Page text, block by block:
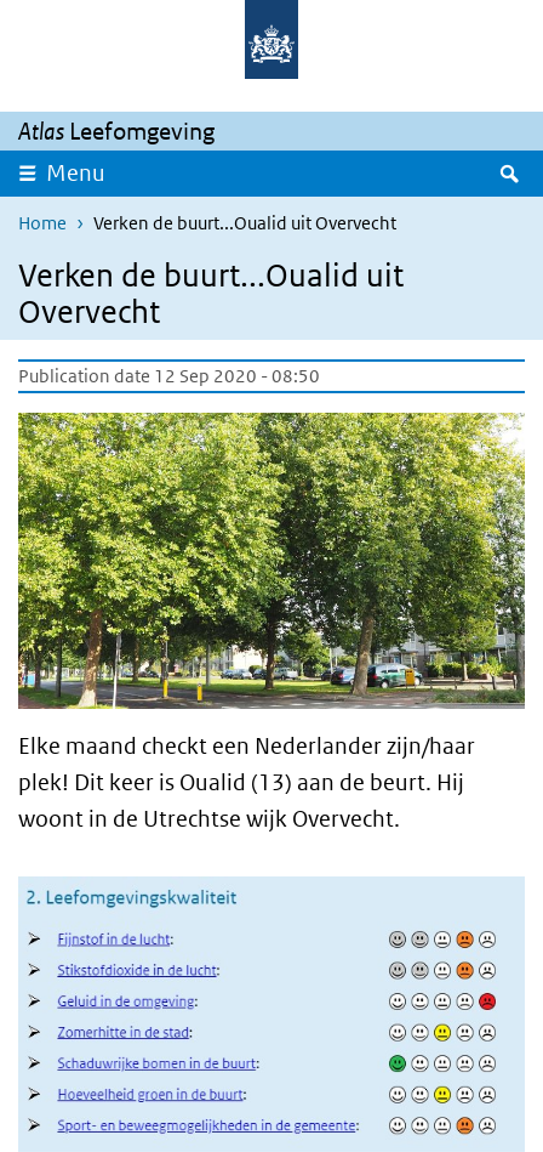
Atlas Leefomgeving
Menu
Home Verken de buurt...Oualid uit Overvecht
Verken de buurt...Oualid uit
Overvecht
Publication date 12 Sep 2020 - 08:50
Elke maand checkt een Nederlander zijn/haar
plek! Dit keer is Oualid (13) aan de beurt. Hij
woont in de Utrechtse wijk Overvecht.